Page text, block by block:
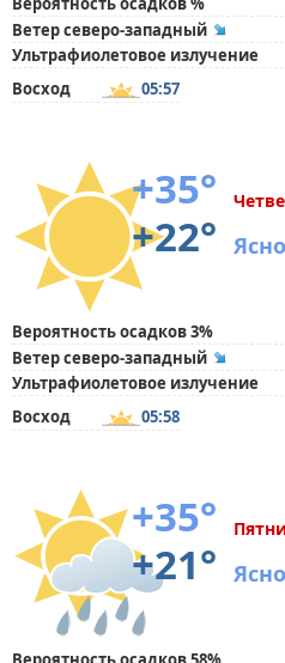
Ветер северо-западный
Ультрафиолетовое излучение
Восход
05:57
+35°
+22°
Ясно
Вероятность осадков 3%
Ветер северо-западный
Ультрафиолетовое излучение
Восход
05:58
+35°
+21°
Ясно